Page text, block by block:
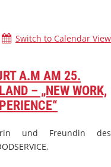
Switch to Calendar View
A.M AM 25.
– „NEW WORK,
und Freundin des